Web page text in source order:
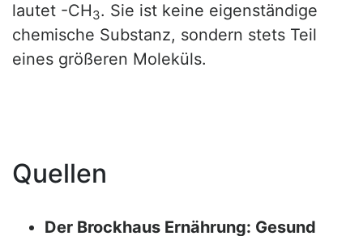
lautet -CH3. Sie ist keine eigenständige
chemische Substanz, sondern stets Teil
eines größeren Moleküls.
Quellen
Der Brockhaus Ernährung: Gesund